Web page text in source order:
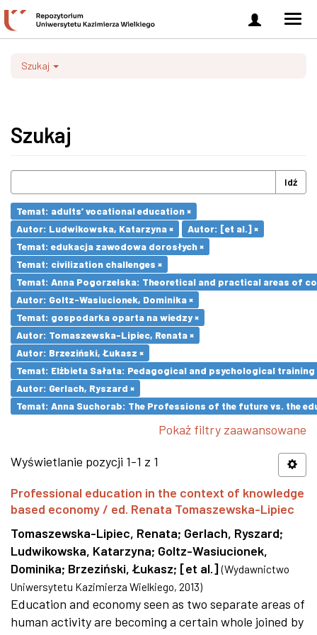
Zaloguj
się
Szukaj
Szukaj
Idź
Temat: adults’ vocational education ×
Autor: Ludwikowska, Katarzyna ×
Autor: [et al.] ×
Temat: edukacja zawodowa dorosłych ×
Temat: civilization challenges ×
Temat: Anna Pogorzelska: Theoretical and practical areas of
Autor: Goltz-Wasiucionek, Dominika ×
Temat: gospodarka oparta na wiedzy ×
Autor: Tomaszewska-Lipiec, Renata ×
Autor: Brzeziński, Łukasz ×
Temat: Elżbieta Sałata: Pedagogical and psychological
Autor: Gerlach, Ryszard ×
Temat: Anna Suchorab: The Professions of the future vs. the
Pokaż filtry zaawansowane
Wyświetlanie pozycji 1-1 z 1
Professional education in the context of knowledge
based economy / ed. Renata Tomaszewska-Lipiec
Tomaszewska-Lipiec, Renata; Gerlach, Ryszard;
Ludwikowska, Katarzyna; Goltz-Wasiucionek,
Dominika; Brzeziński, Łukasz; [et al.] (Wydawnictwo
Uniwersytetu Kazimierza Wielkiego, 2013)
Education and economy seen as two separate areas of
human activity are becoming a certain whole joined by